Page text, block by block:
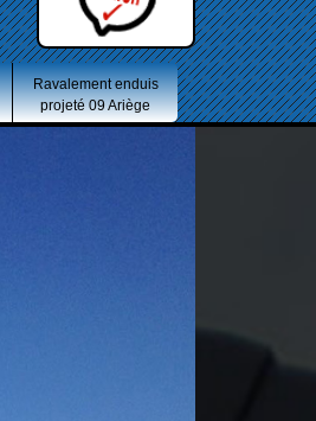
Ravalement enduis
projeté 09 Ariège